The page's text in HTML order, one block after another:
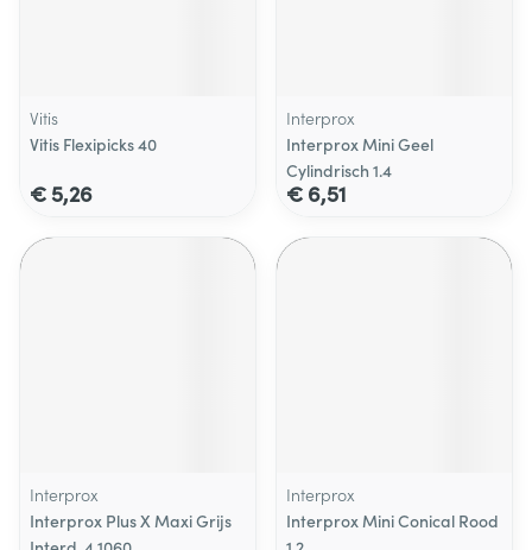
Vitis
Vitis Flexipicks 40
€ 5,26
Interprox
Interprox Mini Geel
Cylindrisch 1.4
€ 6,51
Interprox
Interprox Plus X Maxi Grijs
Interprox
Interprox Mini Conical Rood